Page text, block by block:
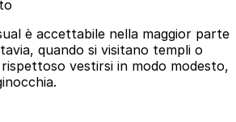
è accettabile nella maggior parte
quando si visitano templi o
vestirsi in modo modesto,